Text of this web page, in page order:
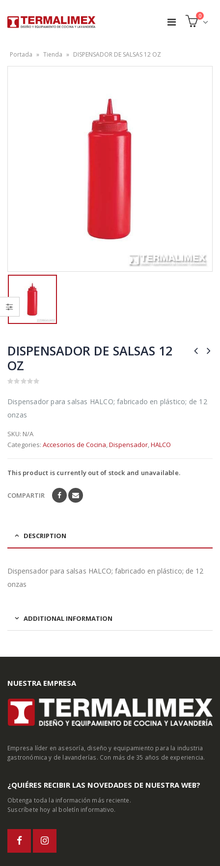
0
Portada » Tienda » DISPENSADOR DE SALSAS 12 OZ
DISPENSADOR DE SALSAS 12
OZ
of
Dispensador para salsas HALCO; fabricado en plástico; de 12
onzas
SKU: N/A
Categories: Accesorios de Cocina,Dispensador,HALCO
This product is currently out of stock and unavailable.
COMPARTIR
DESCRIPTION
Dispensador para salsas HALCO; fabricado en plástico; de 12
onzas
ADDITIONAL INFORMATION
NUESTRA EMPRESA
Empresa líder en asesoría, diseño y equipamiento para la industria
gastronómica y de lavanderías. Con más de 35 años de experiencia.
¿QUIÉRES RECIBIR LAS NOVEDADES DE NUESTRA WEB?
Obtenga toda la información más reciente.
Suscríbete hoy al boletín informativo.